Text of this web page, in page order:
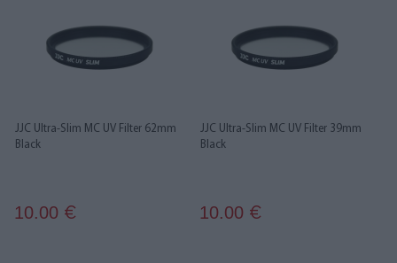
JJC Ultra-Slim MC UV Filter 62mm
Black
10.00 €
JJC Ultra-Slim MC UV Filter 39mm
Black
10.00 €